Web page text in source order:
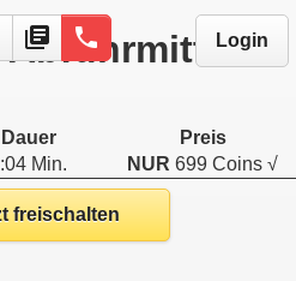
library_books phone Login
Abführmittel
Dauer
Preis
Min. NUR 699 Coins √
freischalten